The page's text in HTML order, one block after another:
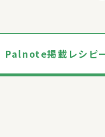
Palnote掲載レシピ